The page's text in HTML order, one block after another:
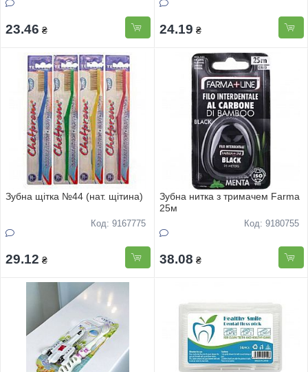
23.46 ₴ 24.19 ₴
Зубна щітка №44 (нат. щітина)
Код: 9167775
29.12 ₴
Зубна нитка з тримачем Farma
25м
Код: 9180755
38.08 ₴